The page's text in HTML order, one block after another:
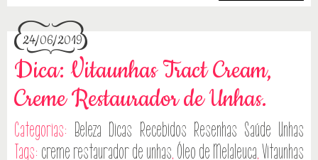
24/06/2019
Dica: Vitaunhas Tract Cream,
Creme Restaurador de Unhas.
Categorias: Beleza Dicas Recebidos Resenhas Saúde Unhas
Tags: creme restaurador de unhas, Óleo de Melaleuca,Vitaunhas